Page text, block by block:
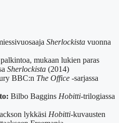
Sherlockista vuonna
mukaan lukien paras
Sherlockista (2014)
BBC:n The Office -sarjassa
Bilbo Baggins Hobitti-trilogiassa
lykkäsi Hobitti-kuvausten